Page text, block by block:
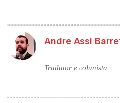
Andre Assi
Tradutor e colunista